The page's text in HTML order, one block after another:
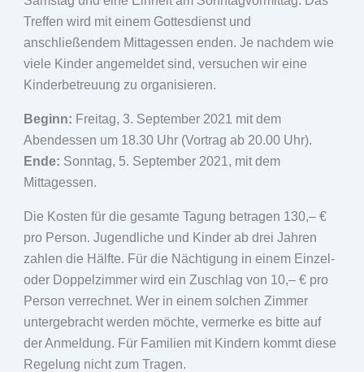
Treffen wird mit einem Gottesdienst und
anschließendem Mittagessen enden. Je nachdem wie
viele Kinder angemeldet sind, versuchen wir eine
Kinderbetreuung zu organisieren.
Beginn: Freitag, 3. September 2021 mit dem
Abendessen um 18.30 Uhr (Vortrag ab 20.00 Uhr).
Ende: Sonntag, 5. September 2021, mit dem
Mittagessen.
Die Kosten für die gesamte Tagung betragen 130,– €
pro Person. Jugendliche und Kinder ab drei Jahren
zahlen die Hälfte. Für die Nächtigung in einem Einzel-
oder Doppelzimmer wird ein Zuschlag von 10,– € pro
Person verrechnet. Wer in einem solchen Zimmer
untergebracht werden möchte, vermerke es bitte auf
der Anmeldung. Für Familien mit Kindern kommt diese
Regelung nicht zum Tragen.